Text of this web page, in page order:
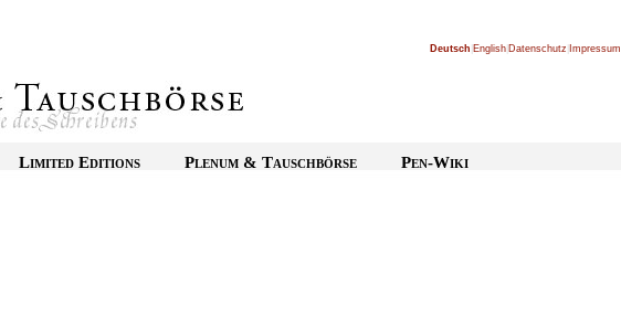
Deutsch English Datenschutz Impressum
Limited Editions Plenum & Tauschbörse Pen-Wiki